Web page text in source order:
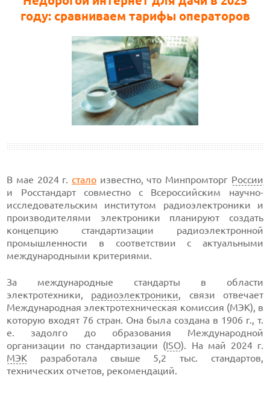
году: сравниваем тарифы операторов
В мае 2024 г. стало известно, что Минпромторг России
и Росстандарт совместно с Всероссийским научно-
исследовательским институтом радиоэлектроники и
производителями электроники планируют создать
концепцию стандартизации радиоэлектронной
промышленности в соответствии с актуальными
международными критериями.
За международные стандарты в области
электротехники, радиоэлектроники, связи отвечает
Международная электротехническая комиссия (МЭК), в
которую входят 76 стран. Она была создана в 1906 г., т.
е. задолго до образования Международной
организации по стандартизации (ISO). На май 2024 г.
МЭК разработала свыше 5,2 тыс. стандартов,
технических отчетов, рекомендаций.